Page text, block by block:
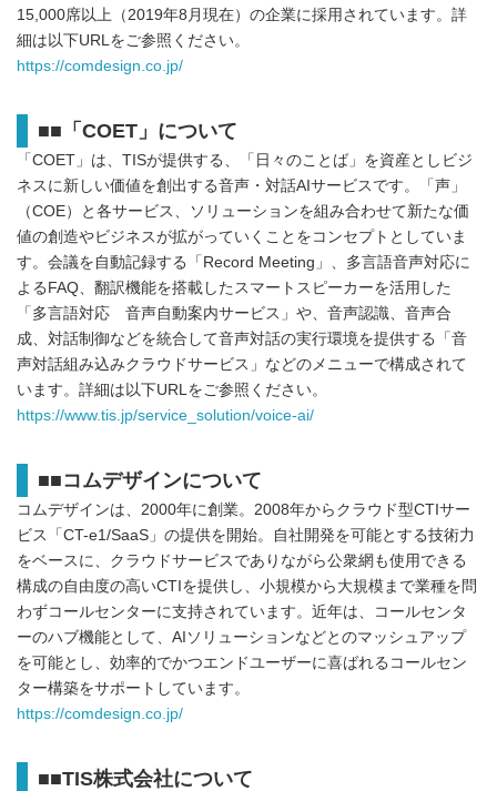
15,000席以上（2019年8月現在）の企業に採用されています。詳
細は以下URLをご参照ください。
https://comdesign.co.jp/
■■「COET」について
「COET」は、TISが提供する、「日々のことば」を資産としビジ
ネスに新しい価値を創出する音声・対話AIサービスです。「声」
（COE）と各サービス、ソリューションを組み合わせて新たな価
値の創造やビジネスが拡がっていくことをコンセプトとしていま
す。会議を自動記録する「Record Meeting」、多言語音声対応に
よるFAQ、翻訳機能を搭載したスマートスピーカーを活用した
「多言語対応 音声自動案内サービス」や、音声認識、音声合
成、対話制御などを統合して音声対話の実行環境を提供する「音
声対話組み込みクラウドサービス」などのメニューで構成されて
います。詳細は以下URLをご参照ください。
https://www.tis.jp/service_solution/voice-ai/
■■コムデザインについて
コムデザインは、2000年に創業。2008年からクラウド型CTIサー
ビス「CT-e1/SaaS」の提供を開始。自社開発を可能とする技術力
をベースに、クラウドサービスでありながら公衆網も使用できる
構成の自由度の高いCTIを提供し、小規模から大規模まで業種を問
わずコールセンターに支持されています。近年は、コールセンタ
ーのハブ機能として、AIソリューションなどとのマッシュアップ
を可能とし、効率的でかつエンドユーザーに喜ばれるコールセン
ター構築をサポートしています。
https://comdesign.co.jp/
■■TIS株式会社について